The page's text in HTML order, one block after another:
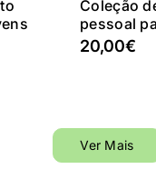
Coleção
pessoal
20,00€
Ver Mais